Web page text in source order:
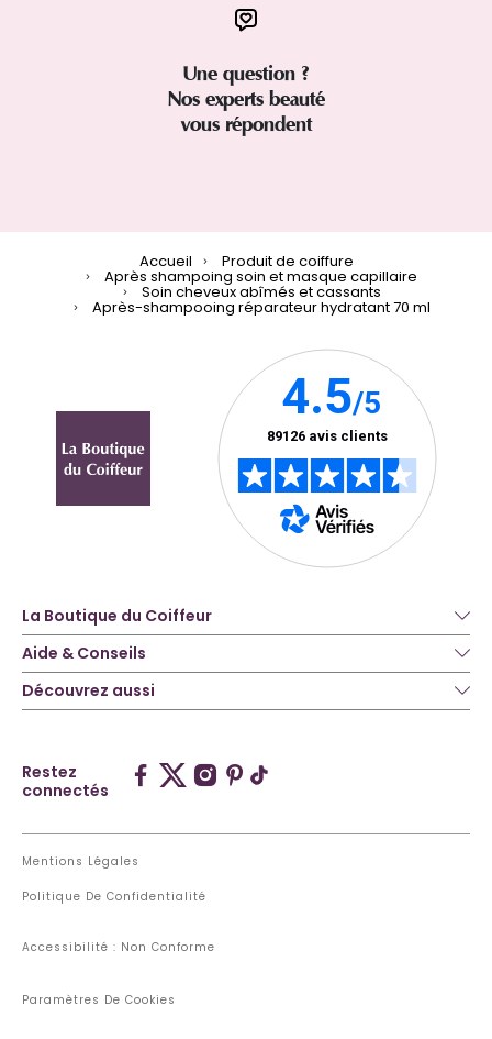
Une question ?
Nos experts beauté
vous répondent
Accueil Produit de coiffure
Après shampoing soin et masque capillaire
Soin cheveux abîmés et cassants
Après-shampooing réparateur hydratant 70 ml
La Boutique du Coiffeur
Aide & Conseils
Découvrez aussi
Restez
connectés
Mentions Légales
Politique De Confidentialité
Accessibilité : Non Conforme
Paramètres De Cookies